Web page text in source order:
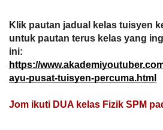
Klik pautan jadual kelas tuisyen
untuk pautan terus kelas yang
ini:
https://
ayu-pusat-tuisyen-percuma.html
Jom ikuti DUA kelas Fizik SPM